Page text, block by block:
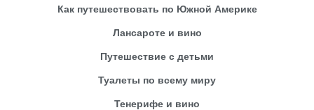
Как путешествовать по Южной Америке
Лансароте и вино
Путешествие с детьми
Туалеты по всему миру
Тенерифе и вино